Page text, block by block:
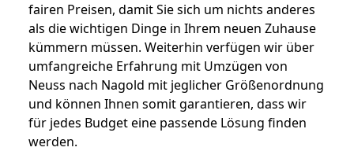
fairen Preisen, damit Sie sich um nichts anderes
als die wichtigen Dinge in Ihrem neuen Zuhause
kümmern müssen. Weiterhin verfügen wir über
umfangreiche Erfahrung mit Umzügen von
Neuss nach Nagold mit jeglicher Größenordnung
und können Ihnen somit garantieren, dass wir
für jedes Budget eine passende Lösung finden
werden.